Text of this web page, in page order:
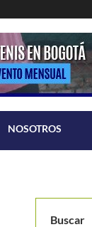
NOSOTROS
Buscar